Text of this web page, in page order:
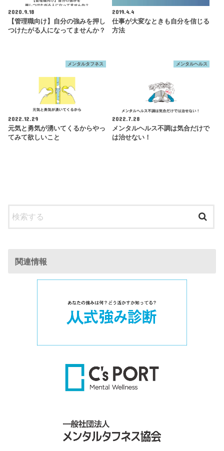
2020.9.18
【管理職向け】自分の強みを押し
つけたがる人になってませんか？
2019.4.4
仕事が大変なときも自分を信じる
方法
メンタルタフネス
2022.12.29
元気と勇気が湧いてくるからやっ
てみて欲しいこと
メンタルヘルス
2022.7.28
メンタルヘルス不調は気合だけで
は治せない！
関連情報